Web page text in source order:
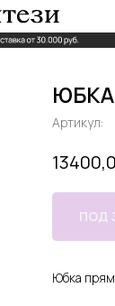
Артикул:
Юбка